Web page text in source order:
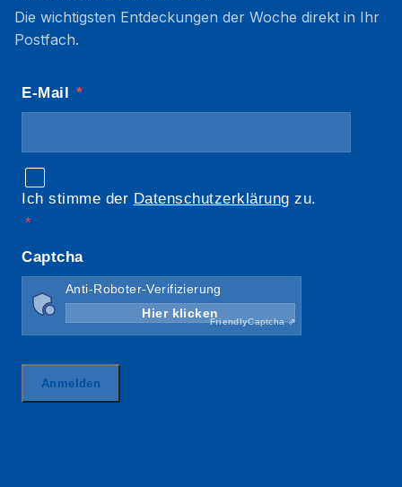
Die wichtigsten Entdeckungen der Woche direkt in Ihr
Postfach.